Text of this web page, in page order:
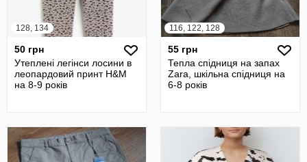
128, 134
50 грн
Утеплені легінси лосини в
леопардовий принт H&M
на 8-9 років
116, 122, 128
55 грн
Тепла спідниця на запах
Zara, шкільна спідниця на
6-8 років